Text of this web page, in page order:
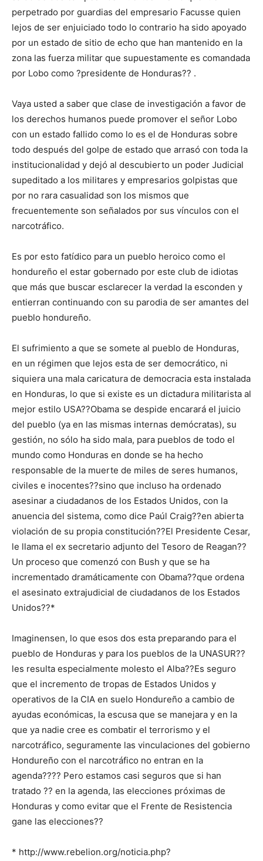
perpetrado por guardias del empresario Facusse quien
lejos de ser enjuiciado todo lo contrario ha sido apoyado
por un estado de sitio de echo que han mantenido en la
zona las fuerza militar que supuestamente es comandada
por Lobo como ?presidente de Honduras?? .
Vaya usted a saber que clase de investigación a favor de
los derechos humanos puede promover el señor Lobo
con un estado fallido como lo es el de Honduras sobre
todo después del golpe de estado que arrasó con toda la
institucionalidad y dejó al descubierto un poder Judicial
supeditado a los militares y empresarios golpistas que
por no rara casualidad son los mismos que
frecuentemente son señalados por sus vínculos con el
narcotráfico.
Es por esto fatídico para un pueblo heroico como el
hondureño el estar gobernado por este club de idiotas
que más que buscar esclarecer la verdad la esconden y
entierran continuando con su parodia de ser amantes del
pueblo hondureño.
El sufrimiento a que se somete al pueblo de Honduras,
en un régimen que lejos esta de ser democrático, ni
siquiera una mala caricatura de democracia esta instalada
en Honduras, lo que si existe es un dictadura militarista al
mejor estilo USA??Obama se despide encarará el juicio
del pueblo (ya en las mismas internas demócratas), su
gestión, no sólo ha sido mala, para pueblos de todo el
mundo como Honduras en donde se ha hecho
responsable de la muerte de miles de seres humanos,
civiles e inocentes??sino que incluso ha ordenado
asesinar a ciudadanos de los Estados Unidos, con la
anuencia del sistema, como dice Paúl Craig??en abierta
violación de su propia constitución??El Presidente Cesar,
le llama el ex secretario adjunto del Tesoro de Reagan??
Un proceso que comenzó con Bush y que se ha
incrementado dramáticamente con Obama??que ordena
el asesinato extrajudicial de ciudadanos de los Estados
Unidos??*
Imaginensen, lo que esos dos esta preparando para el
pueblo de Honduras y para los pueblos de la UNASUR??
les resulta especialmente molesto el Alba??Es seguro
que el incremento de tropas de Estados Unidos y
operativos de la CIA en suelo Hondureño a cambio de
ayudas económicas, la escusa que se manejara y en la
que ya nadie cree es combatir el terrorismo y el
narcotráfico, seguramente las vinculaciones del gobierno
Hondureño con el narcotráfico no entran en la
agenda???? Pero estamos casi seguros que si han
tratado ?? en la agenda, las elecciones próximas de
Honduras y como evitar que el Frente de Resistencia
gane las elecciones??
* http://www.rebelion.org/noticia.php?